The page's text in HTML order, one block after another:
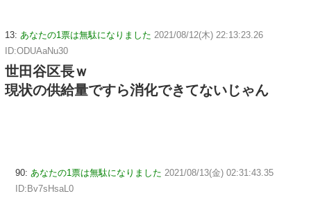
13: あなたの1票は無駄になりました 2021/08/12(木) 22:13:23.26
ID:ODUAaNu30
世田谷区長ｗ
現状の供給量ですら消化できてないじゃん
90: あなたの1票は無駄になりました 2021/08/13(金) 02:31:43.35
ID:Bv7sHsaL0